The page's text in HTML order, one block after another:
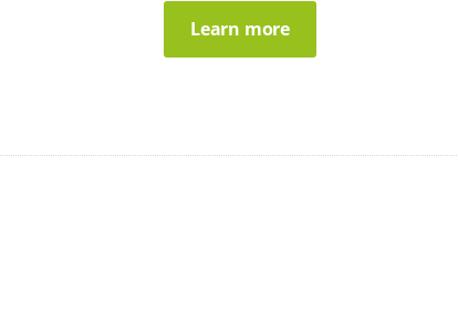
Learn more